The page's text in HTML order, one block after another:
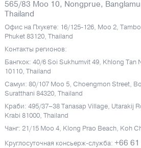
565/83 Moo 10, Nongprue,
Thailand
Офис на Пхукете: 16/125-126, Moo 2,
Phuket 83120, Thailand
Контакты регионов:
Бангкок: 40/6 Soi Sukhumvit 49, Khlong Tan
10110, Thailand
Самуи: 80/107 Moo 5, Choengmon Street,
Suratthani 84320, Thailand
Краби: 495/37–38 Tanasap Village, Utarakij
Krabi 81000, Thailand
Чанг: 21/15 Moo 4, Klong Prao Beach, Koh
Круглосуточная консьерж-служба: +66